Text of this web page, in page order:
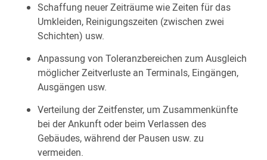
Schaffung neuer Zeiträume wie Zeiten für das
Umkleiden, Reinigungszeiten (zwischen zwei
Schichten) usw.
Anpassung von Toleranzbereichen zum Ausgleich
möglicher Zeitverluste an Terminals, Eingängen,
Ausgängen usw.
Verteilung der Zeitfenster, um Zusammenkünfte
bei der Ankunft oder beim Verlassen des
Gebäudes, während der Pausen usw. zu
vermeiden.